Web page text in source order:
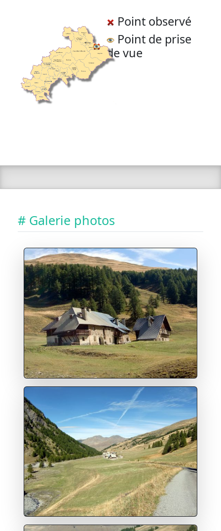
Point observé
Point de prise
de vue
# Galerie photos